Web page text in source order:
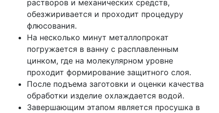
растворов и механических средств,
обезжиривается и проходит процедуру
флюсования.
На несколько минут металлопрокат
погружается в ванну с расплавленным
цинком, где на молекулярном уровне
проходит формирование защитного слоя.
После подъема заготовки и оценки качества
обработки изделие охлаждается водой.
Завершающим этапом является просушка в